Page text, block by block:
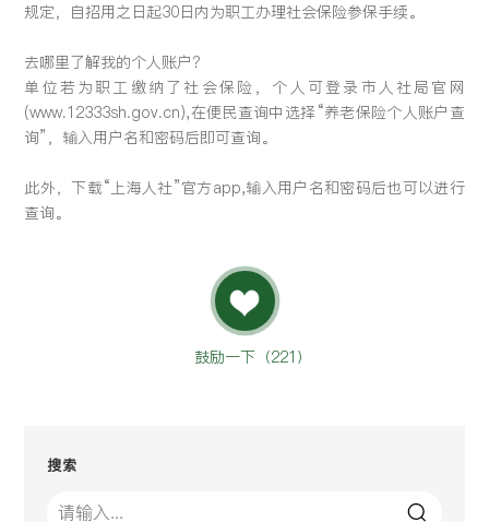
规定，自招用之日起30日内为职工办理社会保险参保手续。
去哪里了解我的个人账户?
单位若为职工缴纳了社会保险，个人可登录市人社局官网
(www.12333sh.gov.cn),在便民查询中选择“养老保险个人账户查
询”，输入用户名和密码后即可查询。
此外，下载“上海人社”官方app,输入用户名和密码后也可以进行
查询。
鼓励一下（221 ）
搜索